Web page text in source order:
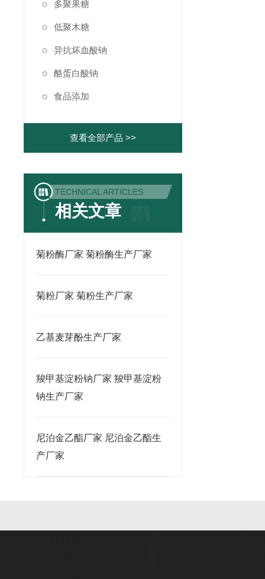
多聚果糖
低聚木糖
异抗坏血酸钠
酪蛋白酸钠
食品添加
查看全部产品 >>
TECHNICAL ARTICLES
相关文章
菊粉酶厂家 菊粉酶生产厂家
菊粉厂家 菊粉生产厂家
乙基麦芽酚生产厂家
羧甲基淀粉钠厂家 羧甲基淀粉
钠生产厂家
尼泊金乙酯厂家 尼泊金乙酯生
产厂家